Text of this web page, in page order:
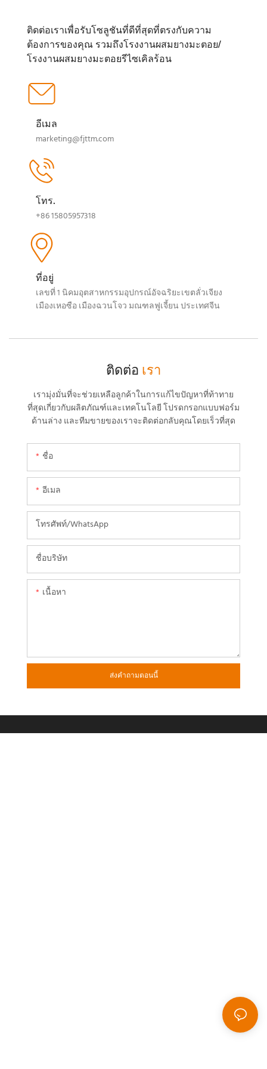
ติดต่อเราเพื่อรับโซลูชันที่ดีที่สุดที่ตรงกับความ
ต้องการของคุณ รวมถึงโรงงานผสมยางมะตอย/
โรงงานผสมยางมะตอยรีไซเคิลร้อน
อีเมล
marketing@fjttm.com
โทร.
+86 15805957318
ที่อยู่
เลขที่ 1 นิคมอุตสาหกรรมอุปกรณ์อัจฉริยะเขตลั่วเจียง
เมืองเหอซือ เมืองฉวนโจว มณฑลฟูเจี้ยน ประเทศจีน
ติดต่อ เรา
เรามุ่งมั่นที่จะช่วยเหลือลูกค้าในการแก้ไขปัญหาที่ท้าทาย
ที่สุดเกี่ยวกับผลิตภัณฑ์และเทคโนโลยี โปรดกรอกแบบฟอร์ม
ด้านล่าง และทีมขายของเราจะติดต่อกลับคุณโดยเร็วที่สุด
ชื่อ
อีเมล
โทรศัพท์/WhatsApp
ชื่อบริษัท
เนื้อหา
ส่งคำถามตอนนี้